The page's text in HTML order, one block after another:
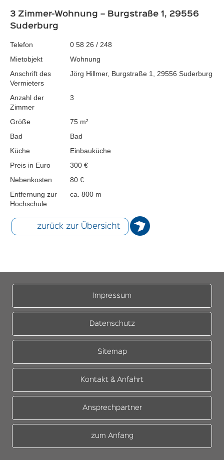
3 Zimmer-Wohnung – Burgstraße 1, 29556
Suderburg
Telefon
0 58 26 / 248
Mietobjekt
Wohnung
Anschrift des
Vermieters
Jörg Hillmer, Burgstraße 1, 29556 Suderburg
Anzahl der
Zimmer
3
Größe
75 m²
Bad
Bad
Küche
Einbauküche
Preis in Euro
300 €
Nebenkosten
80 €
Entfernung zur
Hochschule
ca. 800 m
zurück zur Übersicht
Impressum
Datenschutz
Sitemap
Kontakt & Anfahrt
Ansprechpartner
zum Anfang